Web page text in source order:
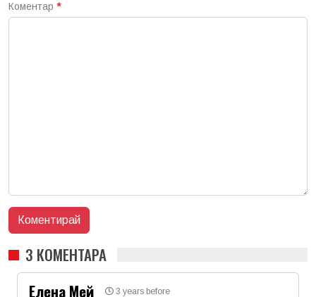
Коментар *
3 КОМЕНТАРА
Елена Мей
3 years before